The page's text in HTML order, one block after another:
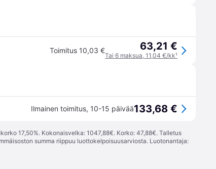
Toimitus 10,03 € 63,21 €
Tai 6 maksua, 11,04 €/kk¹
Ilmainen toimitus, 10-15 päivää133,68 €
17,50%. Kokonaisvelka: 1047,88€. Korko: 47,88€. Talletus
summa riippuu luottokelpoisuusarviosta. Luotonantaja: